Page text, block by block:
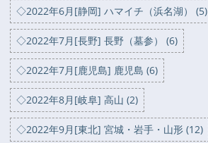
◇2022年6月[静岡] ハマイチ（浜名湖） (5)
◇2022年7月[長野] 長野（墓参） (6)
◇2022年7月[鹿児島] 鹿児島 (6)
◇2022年8月[岐阜] 高山 (2)
◇2022年9月[東北] 宮城・岩手・山形 (12)